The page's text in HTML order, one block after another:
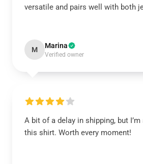
versatile and pairs well with both
M Marina
Verified owner
A bit of a delay in shipping, but
this shirt. Worth every moment!